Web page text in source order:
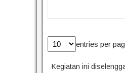
entries per
Kegiatan ini